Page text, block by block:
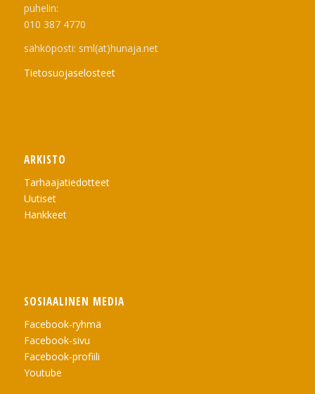
puhelin:
010 387 4770
sähköposti: sml(at)hunaja.net
Tietosuojaselosteet
ARKISTO
Tarhaajatiedotteet
Uutiset
Hankkeet
SOSIAALINEN MEDIA
Facebook-ryhmä
Facebook-sivu
Facebook-profiili
Youtube